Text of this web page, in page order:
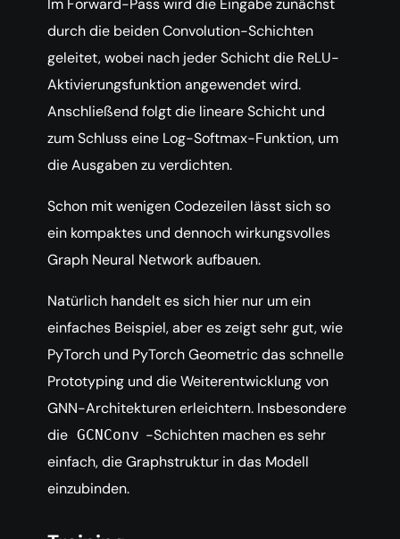
Im Forward-Pass wird die Eingabe zunächst
durch die beiden Convolution-Schichten
geleitet, wobei nach jeder Schicht die ReLU-
Aktivierungsfunktion angewendet wird.
Anschließend folgt die lineare Schicht und
zum Schluss eine Log-Softmax-Funktion, um
die Ausgaben zu verdichten.
Schon mit wenigen Codezeilen lässt sich so
ein kompaktes und dennoch wirkungsvolles
Graph Neural Network aufbauen.
Natürlich handelt es sich hier nur um ein
einfaches Beispiel, aber es zeigt sehr gut, wie
PyTorch und PyTorch Geometric das schnelle
Prototyping und die Weiterentwicklung von
GNN-Architekturen erleichtern. Insbesondere
die GCNConv -Schichten machen es sehr
einfach, die Graphstruktur in das Modell
einzubinden.